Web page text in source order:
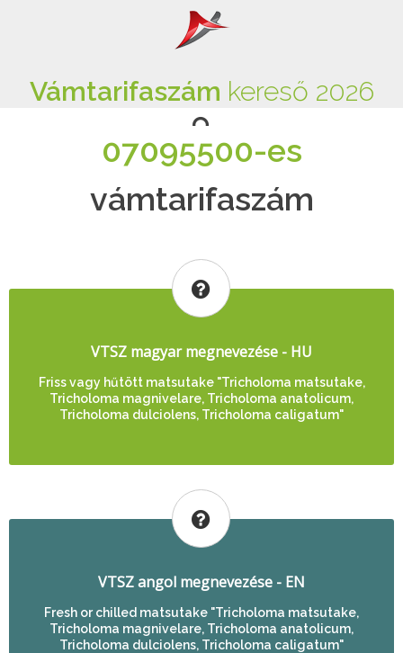
Vámtarifaszám kereső 2026
07095500-es
vámtarifaszám
VTSZ magyar megnevezése - HU
Friss vagy hűtött matsutake "Tricholoma matsutake,
Tricholoma magnivelare, Tricholoma anatolicum,
Tricholoma dulciolens, Tricholoma caligatum"
VTSZ angol megnevezése - EN
Fresh or chilled matsutake "Tricholoma matsutake,
Tricholoma magnivelare, Tricholoma anatolicum,
Tricholoma dulciolens, Tricholoma caligatum"